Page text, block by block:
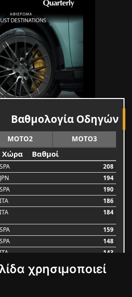
χρησιμοποιεί
Βαθμολογία Οδηγών
MOTO2 MOTO3
Χώρα Βαθμοί
SPA
208
JPN
194
SPA
190
ITA
186
ITA 184
SPA
159
SPA
148
ITA 143
SPA